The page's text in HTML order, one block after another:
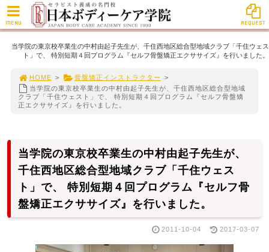
当学院の東京校卒業生の中村由起子先生が、千住西地区総合型地域クラブ「千住ウェス
ト」で、 特別短期４回プログラム『セルフ骨盤矯正エクササイズ』を行いました。
HOME > 骨盤矯正インストラクター
>
当学院の東京校卒業生の中村由起子先生が、千住西地区総合型地域
クラブ「千住ウェスト」で、 特別短期４回プログラム『セルフ骨盤矯
正エクササイズ』を行いました。
当学院の東京校卒業生の中村由起子先生が、
千住西地区総合型地域クラブ「千住ウェス
ト」で、 特別短期４回プログラム『セルフ骨
盤矯正エクササイズ』を行いました。
2011-10-04 2017-03-07
MENU REQUEST